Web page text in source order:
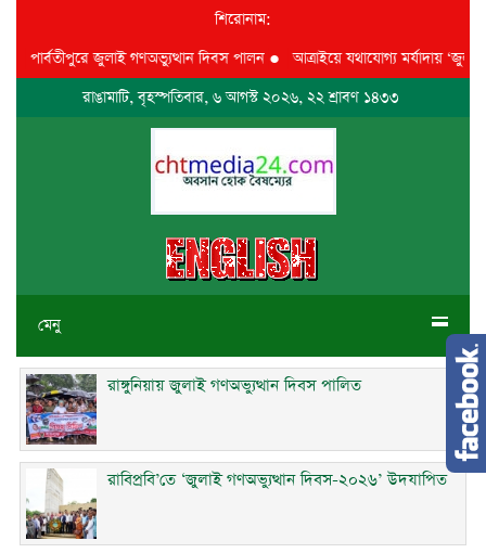
শিরোনাম:
জুলাই গণঅভ্যুত্থান দিবস পালন●আত্রাইয়ে যথাযোগ্য মর্যাদায় ‘জুলাই
রাঙামাটি, বৃহস্পতিবার, ৬ আগস্ট ২০২৬, ২২ শ্রাবণ ১৪৩৩
মেনু
রাঙ্গুনিয়ায় জুলাই গণঅভ্যুত্থান দিবস পালিত
রাবিপ্রবি’তে ‘জুলাই গণঅভ্যুত্থান দিবস-২০২৬’ উদযাপিত